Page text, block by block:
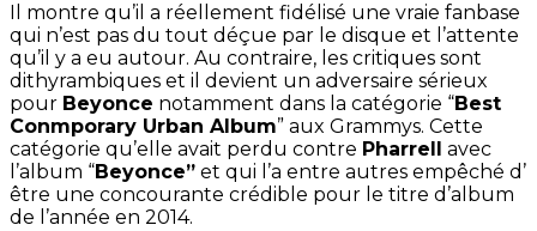
Il montre qu’il a réellement fidélisé une vraie fanbase
qui n’est pas du tout déçue par le disque et l’attente
qu’il y a eu autour. Au contraire, les critiques sont
dithyrambiques et il devient un adversaire sérieux
pour Beyonce notamment dans la catégorie “Best
Conmporary Urban Album” aux Grammys. Cette
catégorie qu’elle avait perdu contre Pharrell avec
l’album “Beyonce” et qui l’a entre autres empêché d’
être une concourante crédible pour le titre d’album
de l’année en 2014.